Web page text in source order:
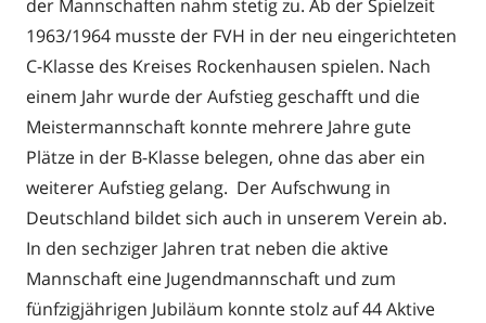
der Mannschaften nahm stetig zu. Ab der Spielzeit
1963/1964 musste der FVH in der neu eingerichteten
C-Klasse des Kreises Rockenhausen spielen. Nach
einem Jahr wurde der Aufstieg geschafft und die
Meistermannschaft konnte mehrere Jahre gute
Plätze in der B-Klasse belegen, ohne das aber ein
weiterer Aufstieg gelang. Der Aufschwung in
Deutschland bildet sich auch in unserem Verein ab.
In den sechziger Jahren trat neben die aktive
Mannschaft eine Jugendmannschaft und zum
fünfzigjährigen Jubiläum konnte stolz auf 44 Aktive